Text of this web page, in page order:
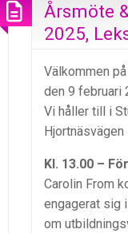
Årsmöte
2025,
Välkommen
den 9 februari
Vi håller till i
Hjortnäsvägen
Kl. 13.00 –
Carolin From
engagerat sig
om